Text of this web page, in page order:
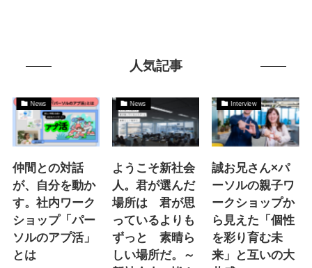
人気記事
News
仲間との対話
が、自分を動か
す。社内ワーク
ショップ「パー
ソルのアプ活」
とは
News
ようこそ新社会
人。君が選んだ
場所は 君が思
っているよりも
ずっと 素晴ら
しい場所だ。～
Interview
誠お兄さん×パ
ーソルの親子ワ
ークショップか
ら見えた「個性
を彩り育む未
来」と互いの大